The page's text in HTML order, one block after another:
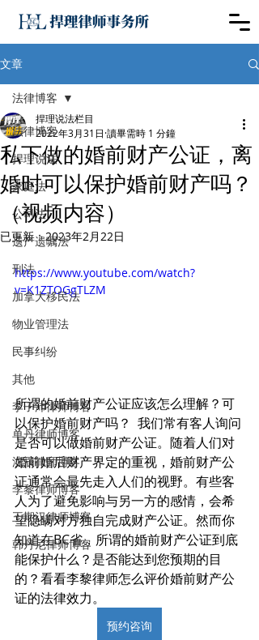
文章
法律博客
捍理说法
家庭法
公司法
遗产遗嘱法
刑法
加拿大移民法
物业管理法
民事纠纷
其他
李子沛律师博客
单丹律师博客
沈辰律师博客
李黎律师博客
王期汉律师博客
韩丹尼律师博客
法律博客
私下做的婚前财产公证，离
婚时可以保护婚前财产吗？
（视频内容）
捍理说法栏目
2022年3月31日 讀畢需時 1 分鐘
已更新：2023年2月22日
https://www.youtube.com/watch?
v=K1ZTOGgTLZM
所谓的婚前财产公证应该怎么理解？可
以保护婚前财产吗？  我们常有客人询问
是否可以做婚前财产公证。随着人们对
婚前婚后财产界定的重视，婚前财产公
证通常会最先走入人们的视野。有些客
人为了避免影响与另一方的感情，会希
望隐瞒对方独自完成财产公证。然而你
知道在BC省，所谓的婚前财产公证到底
能保护什么？是否能达到您预期的目
的？看看李黎律师怎么评价婚前财产公
证的法律效力。
预约咨询